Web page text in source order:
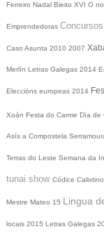
Ferreiro Nadal Bieito XVI O
Emprendedoras Concursos
Caso Asunta 2010 2007
Merlín Letras Galegas 2014
Eleccións europeas 2014
Xoán Festa do Carme Día de
Asís a Compostela
Terras do Leste Semana da
tunai show Códice Calixtino
Mestre Mateo 15 Lingua
locais 2015 Letras Galegas